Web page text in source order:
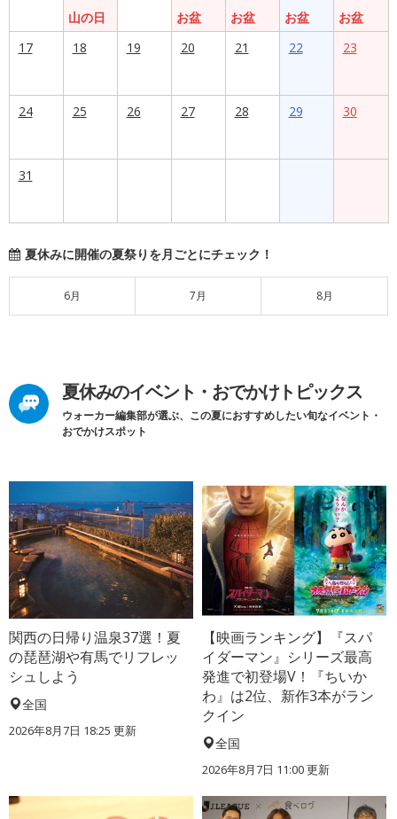
山の日
お盆
お盆
お盆
お盆
17
18 19 20 21 22 23
24 25 26 27 28 29 30
31
夏休みに開催の夏祭りを月ごとにチェック！
6月 7月 8月
夏休みのイベント・おでかけトピックス
ウォーカー編集部が選ぶ、この夏におすすめしたい旬なイベント・
おでかけスポット
関西の日帰り温泉37選！夏
の琵琶湖や有馬でリフレッ
シュしよう
全国
2026年8月7日 18:25 更新
【映画ランキング】『スパ
イダーマン』シリーズ最高
発進で初登場V！『ちいか
わ』は2位、新作3本がラン
クイン
全国
2026年8月7日 11:00更新